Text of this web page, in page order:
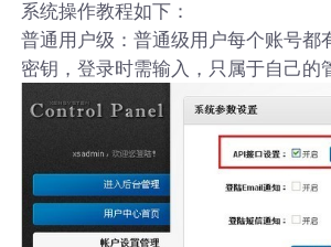
系统操作教程如下：
普通用户级：普通级用户每个账号都
密钥，登录时需输入，只属于自己的